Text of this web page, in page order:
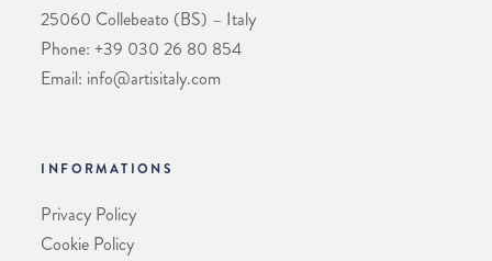
25060 Collebeato (BS) – Italy
Phone: +39 030 26 80 854
Email: info@artisitaly.com
INFORMATIONS
Privacy Policy
Cookie Policy